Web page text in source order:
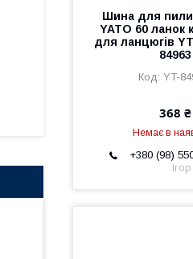
Шина для пили
YATO 60 ланок
для ланцюгів
84963
YT-
368 ₴
Немає в
+380 (98)
Ігор